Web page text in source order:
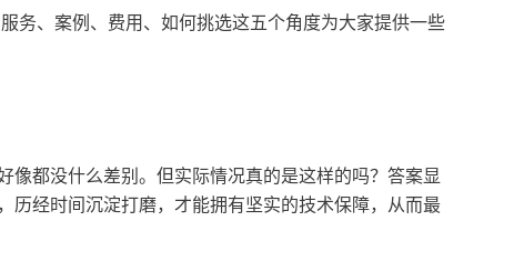
务、案例、费用、如何挑选这五个角度为大家提供一些
都没什么差别。但实际情况真的是这样的吗？答案显
经时间沉淀打磨，才能拥有坚实的技术保障，从而最